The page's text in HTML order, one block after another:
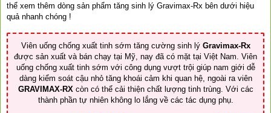
thể xem thêm dòng sản phẩm tăng sinh lý Gravimax-Rx bên dưới hiệu
quả nhanh chóng !
Viên uống chống xuất tinh sớm tăng cường sinh lý Gravimax-Rx
được sản xuất và bán chạy tại Mỹ, nay đã có mặt tại Việt Nam. Viên
uống chống xuất tinh sớm với công dụng vượt trội giúp nam giới dễ
dàng kiểm soát cậu nhỏ tăng khoái cảm khi quan hệ, ngoài ra viên
GRAVIMAX-RX còn có thể cải thiện chất lượng tinh trùng. Với các
thành phần tự nhiên không lo lắng về các tác dụng phụ.